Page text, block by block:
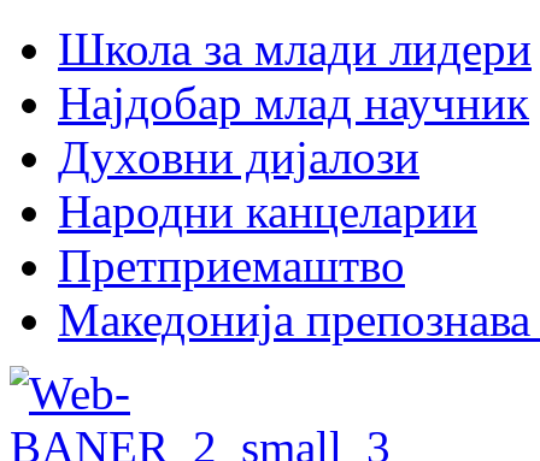
Школа за млади лидери
Најдобар млад научник
Духовни дијалози
Народни канцеларии
Претприемаштво
Македонија